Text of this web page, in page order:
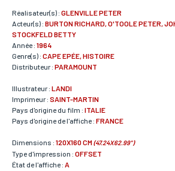
Réalisateur(s) : GLENVILLE PETER
Acteur(s) : BURTON RICHARD, O'TOOLE PETER,
STOCKFELD BETTY
Année : 1964
Genre(s) : CAPE EPÉE, HISTOIRE
Distributeur : PARAMOUNT
Illustrateur : LANDI
Imprimeur : SAINT-MARTIN
Pays d'origine du film : ITALIE
Pays d'origine de l'affiche : FRANCE
Dimensions : 120X160 CM(47.24X62.99")
Type d'impression : OFFSET
État de l'affiche : A